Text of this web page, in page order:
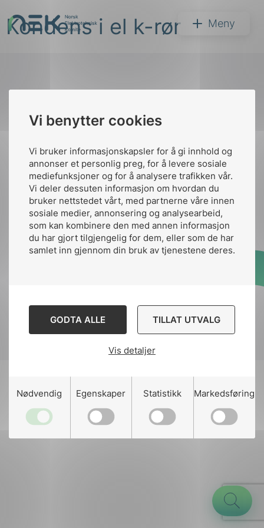
Vi benytter cookies
Vi bruker informasjonskapsler for å gi innhold og
annonser et personlig preg, for å levere sosiale
mediefunksjoner og for å analysere trafikken vår.
Vi deler dessuten informasjon om hvordan du
bruker nettstedet vårt, med partnerne våre innen
sosiale medier, annonsering og analysearbeid,
som kan kombinere den med annen informasjon
du har gjort tilgjengelig for dem, eller som de har
samlet inn gjennom din bruk av tjenestene deres.
GODTA ALLE TILLAT UTVALG
Vis detaljer
Nødvendig Egenskaper Statistikk Markedsføring
til
innhold
NEK Meny
Søk
Kondens i el k-rør
Kontakt oss
Ansatte
nek@nek.no
Kontakt
Bruk av Cookies